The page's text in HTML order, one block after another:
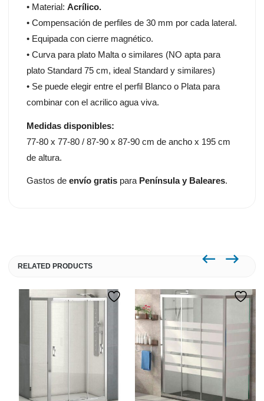
• Material:Acrílico.
• Compensación de perfiles de 30 mm por cada lateral.
• Equipada con cierre magnético.
• Curva para plato Malta o similares (NO apta para
plato Standard 75 cm, ideal Standard y similares)
• Se puede elegir entre el perfil Blanco o Plata para
combinar con el acrilico agua viva.
Medidas disponibles:
77-80 x 77-80 / 87-90 x 87-90 cm de ancho x 195 cm
de altura.
Gastos de envío gratis para Península y Baleares.
RELATED PRODUCTS